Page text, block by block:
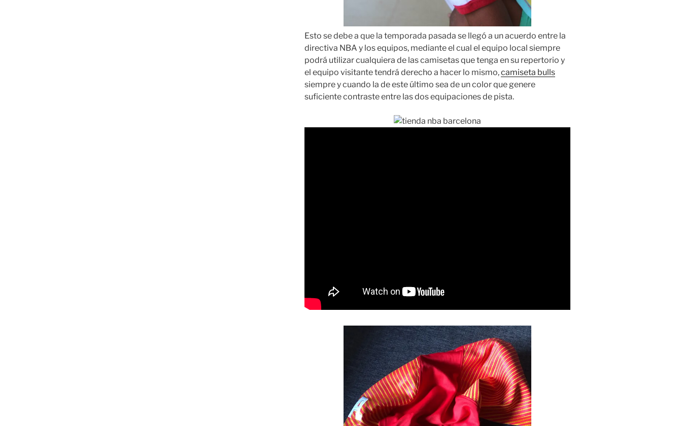
Esto se debe a que la temporada pasada se llegó a un acuerdo entre la
directiva NBA y los equipos, mediante el cual el equipo local siempre
podrá utilizar cualquiera de las camisetas que tenga en su repertorio y
el equipo visitante tendrá derecho a hacer lo mismo,camiseta bulls
siempre y cuando la de este último sea de un color que genere
suficiente contraste entre las dos equipaciones de pista.